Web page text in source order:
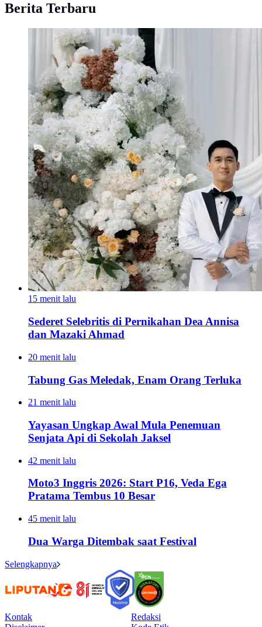
Berita Terbaru
15 menit lalu
Sederet Selebritis di Pernikahan Dea Annisa
dan Mazaki Ahmad
20 menit lalu
Tabung Gas Meledak, Enam Orang Terluka
21 menit lalu
Yayasan Ungkap Awal Mula Penemuan
Senjata Api di Sekolah Jaksel
42 menit lalu
Moto3 Inggris 2026: Start P16, Veda Ega
Pratama Tembus 10 Besar
45 menit lalu
Dua Warga Ditembak saat Festival
Selengkapnya
Kontak
Redaksi